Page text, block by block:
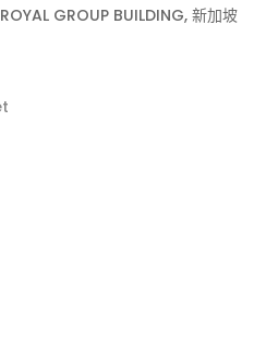
GROUP BUILDING, 新加坡